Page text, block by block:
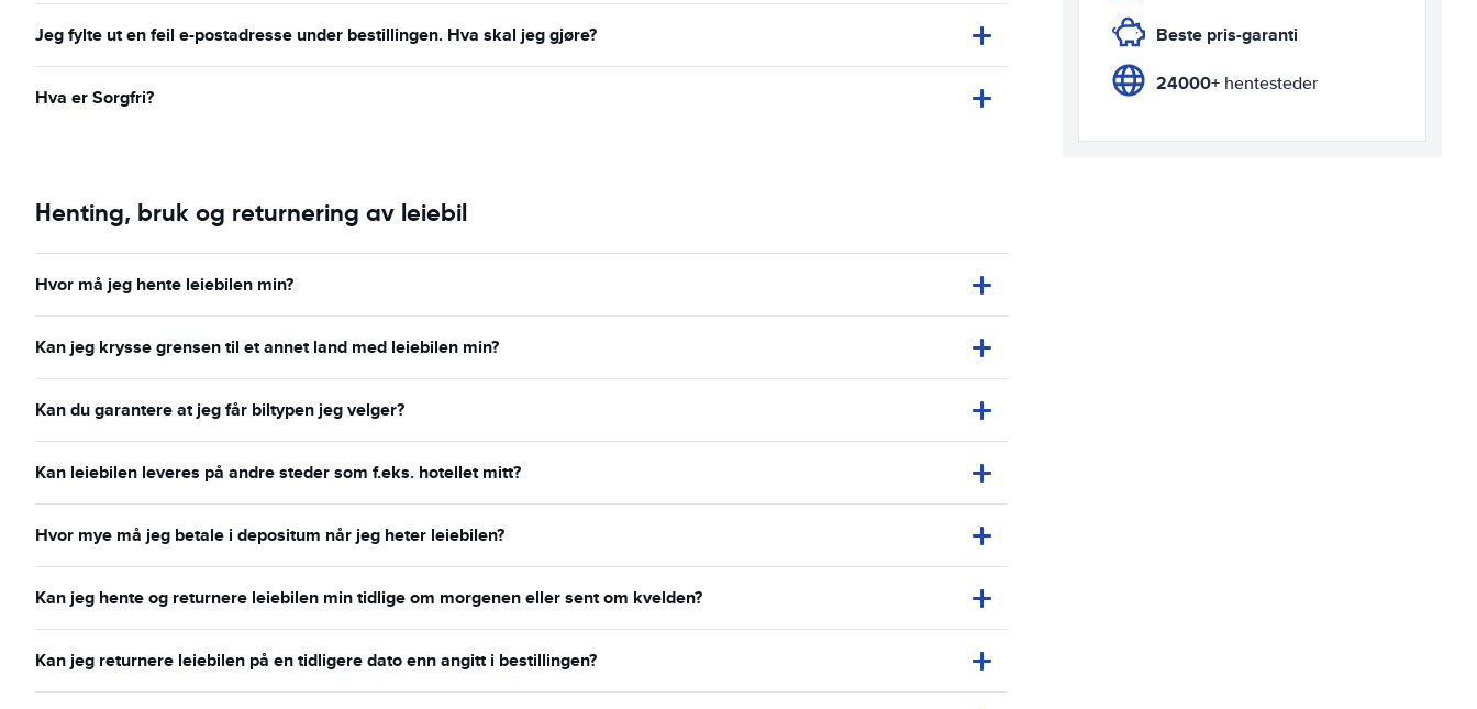
Jeg fylte ut en feil e-postadresse under bestillingen. Hva skal jeg gjøre?
Hva er Sorgfri?
Henting, bruk og returnering av leiebil
Hvor må jeg hente leiebilen min?
Kan jeg krysse grensen til et annet land med leiebilen min?
Kan du garantere at jeg får biltypen jeg velger?
Kan leiebilen leveres på andre steder som f.eks. hotellet mitt?
Hvor mye må jeg betale i depositum når jeg heter leiebilen?
Kan jeg hente og returnere leiebilen min tidlige om morgenen eller sent om kvelden?
Kan jeg returnere leiebilen på en tidligere dato enn angitt i bestillingen?
Beste pris-garanti
24000+ hentesteder